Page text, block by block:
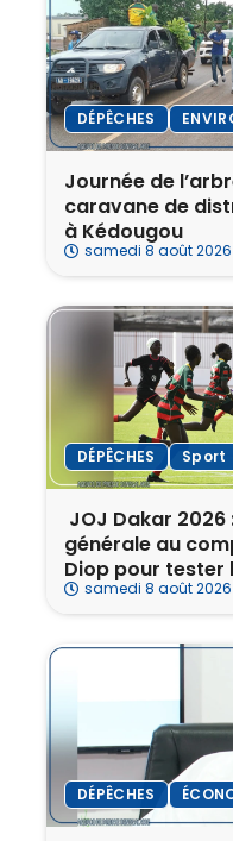
DÉPÊCHES
Journée de
caravane de
à Kédougou
samedi 8 août 2026
DÉPÊCHES Sport
‎JOJ Dakar
générale au
Diop pour tester
samedi 8 août 2026
DÉPÊCHES